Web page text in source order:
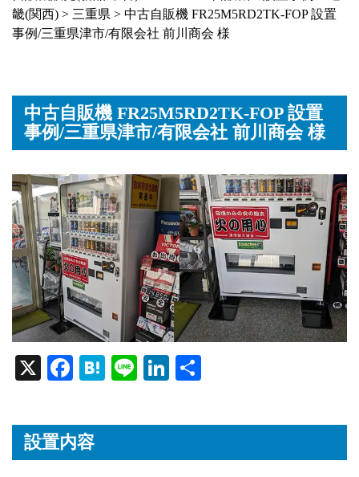
畿(関西) > 三重県 > 中古自販機 FR25M5RD2TK-FOP 設置
事例/三重県津市/有限会社 前川商会 様
中古自販機 FR25M5RD2TK-FOP 設置
事例/三重県津市/有限会社 前川商会 様
X
Fa
bo
ok
H
en
Li
Li
ed
設置内容